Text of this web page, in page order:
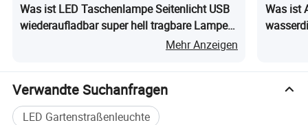
Was ist LED Taschenlampe Seitenlicht USB
wiederaufladbar super hell tragbare Lampe
Mehr Anzeigen
Was ist
Verwandte Suchanfragen
LED Gartenstraßenleuchte